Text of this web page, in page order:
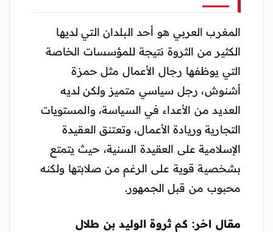
المغرب العربي هو أحد البلدان التي لديها
الكثير من الثروة نتيجة للمؤسسات الخاصة
التي يوظفها رجال الأعمال مثل حمزة
أشنوش، رجل سياسي متميز ولكن لديه
العديد من الأعداء في السياسة، والمستويات
التجارية وريادة الأعمال، وتعتنق العقيدة
الإسلامية على العقيدة السنية، حيث يتمتع
بشخصية قوية على الرغم من صلابتها ولكنه
محبوب من قبل الجمهور.
مقال اخر: كم ثروة الوليد بن طلال